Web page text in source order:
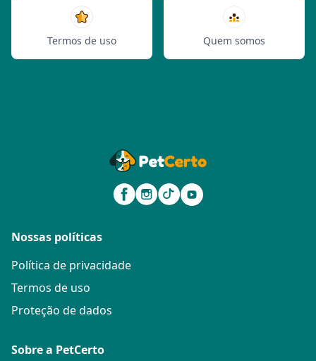
Termos de uso Quem somos
Nossas políticas
Política de privacidade
Termos de uso
Proteção de dados
Sobre a PetCerto